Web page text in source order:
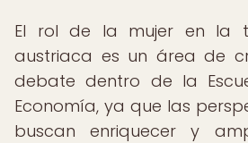
El rol de la mujer en la
austriaca es un área de
debate dentro de la
Economía, ya que las
buscan enriquecer y